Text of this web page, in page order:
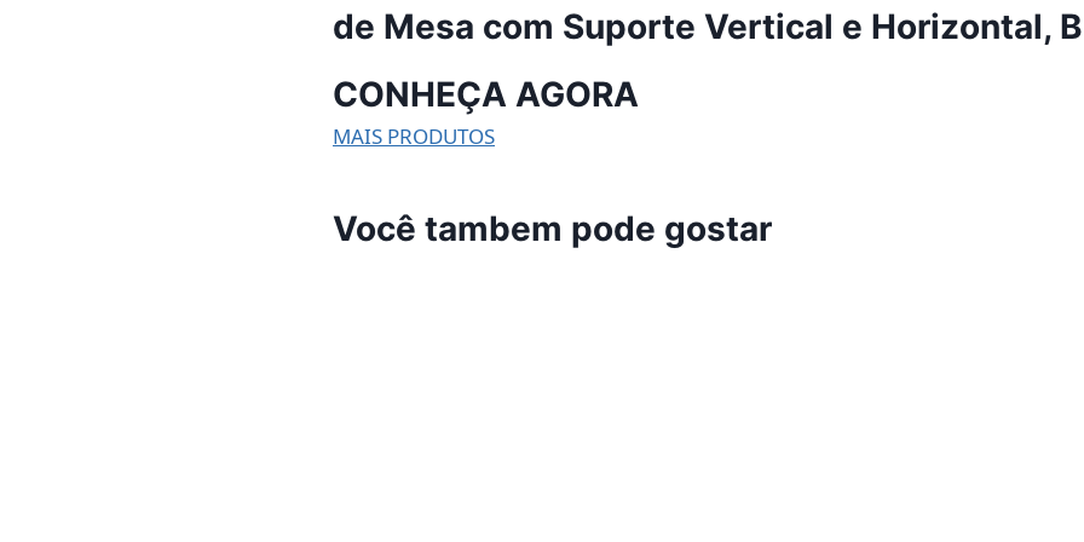
de Mesa com Suporte Vertical e Horizontal,
CONHEÇA AGORA
MAIS PRODUTOS
Você tambem pode gostar